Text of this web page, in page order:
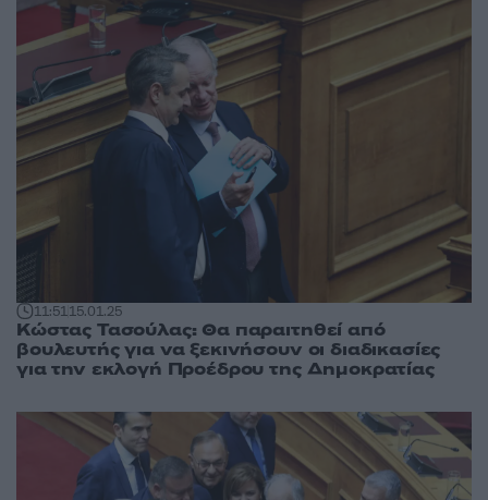
11:5115.01.25
Κώστας Τασούλας: Θα παραιτηθεί από
βουλευτής για να ξεκινήσουν οι διαδικασίες
για την εκλογή Προέδρου της Δημοκρατίας